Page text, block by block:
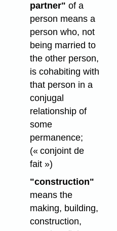
partner" of a
person means a
person who, not
being married to
the other person,
is cohabiting with
that person in a
conjugal
relationship of
some
permanence;
(« conjoint de
fait »)
"construction"
means the
making, building,
construction,